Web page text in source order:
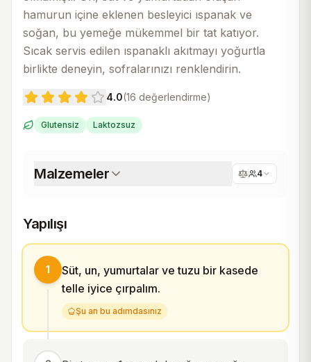
hamurun içine eklenen besleyici ıspanak ve
soğan, bu yemeğe mükemmel bir tat katıyor.
Sıcak servis edilen ıspanaklı akıtmayı yoğurtla
birlikte deneyin, sofralarınızı renklendirin.
4.0(16 değerlendirme)
Glutensiz Laktozsuz
Malzemeler 4
Yapılışı
1
Süt, un, yumurtalar ve tuzu bir kasede
telle iyice çırpalım.
Şu an bu adımdasınız